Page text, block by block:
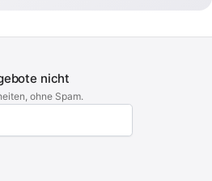
nicht
ohne Spam.